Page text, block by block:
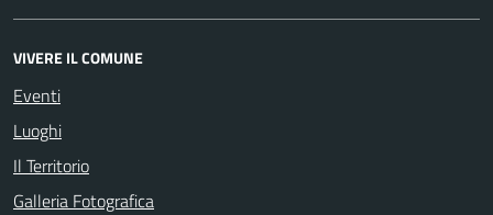
VIVERE IL COMUNE
Eventi
Luoghi
Il Territorio
Galleria Fotografica